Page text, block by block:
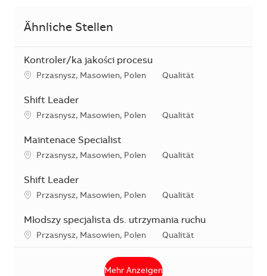
Ähnliche Stellen
Kontroler/ka jakości procesu
Standort
Przasnysz, Masowien, Polen Kategorie
Qualität
Shift Leader
Standort
Przasnysz, Masowien, Polen Kategorie
Qualität
Maintenace Specialist
Standort
Przasnysz, Masowien, Polen Kategorie
Qualität
Shift Leader
Standort
Przasnysz, Masowien, Polen Kategorie
Qualität
Młodszy specjalista ds. utrzymania ruchu
Standort
Przasnysz, Masowien, Polen Kategorie
Qualität
Mehr Anzeigen